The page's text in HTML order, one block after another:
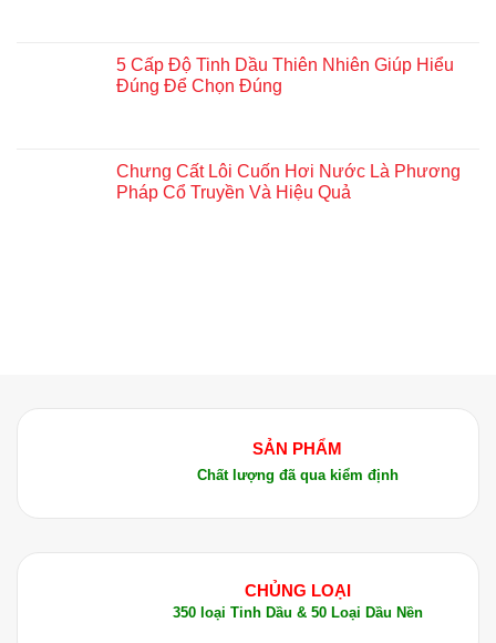
5 Cấp Độ Tinh Dầu Thiên Nhiên Giúp Hiểu
Đúng Để Chọn Đúng
Chưng Cất Lôi Cuốn Hơi Nước Là Phương
Pháp Cổ Truyền Và Hiệu Quả
SẢN PHẨM
Chất lượng đã qua kiểm định
CHỦNG LOẠI
350 loại Tinh Dầu & 50 Loại Dầu Nền